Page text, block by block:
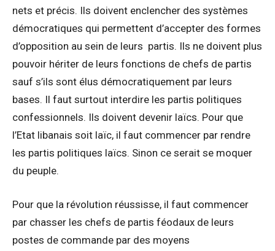
nets et précis. Ils doivent enclencher des systèmes
démocratiques qui permettent d’accepter des formes
d’opposition au sein de leurs partis. Ils ne doivent plus
pouvoir hériter de leurs fonctions de chefs de partis
sauf s’ils sont élus démocratiquement par leurs
bases. Il faut surtout interdire les partis politiques
confessionnels. Ils doivent devenir laïcs. Pour que
l’Etat libanais soit laïc, il faut commencer par rendre
les partis politiques laïcs. Sinon ce serait se moquer
du peuple.
Pour que la révolution réussisse, il faut commencer
par chasser les chefs de partis féodaux de leurs
postes de commande par des moyens